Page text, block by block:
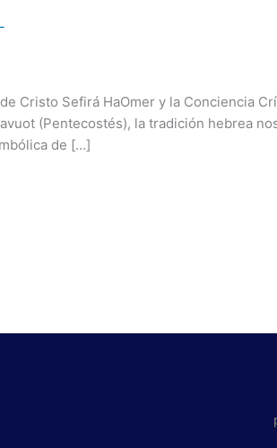
Cristo Sefirá HaOmer y la Conciencia
(Pentecostés), la tradición hebrea
de […]